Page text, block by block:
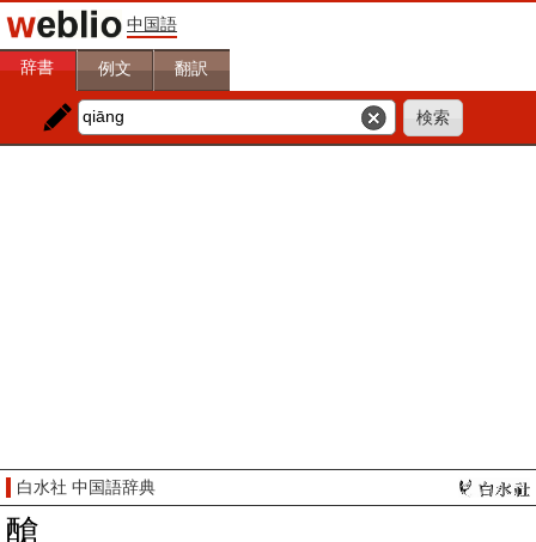
中国語
辞書 例文 翻訳
白水社 中国語辞典
䤌